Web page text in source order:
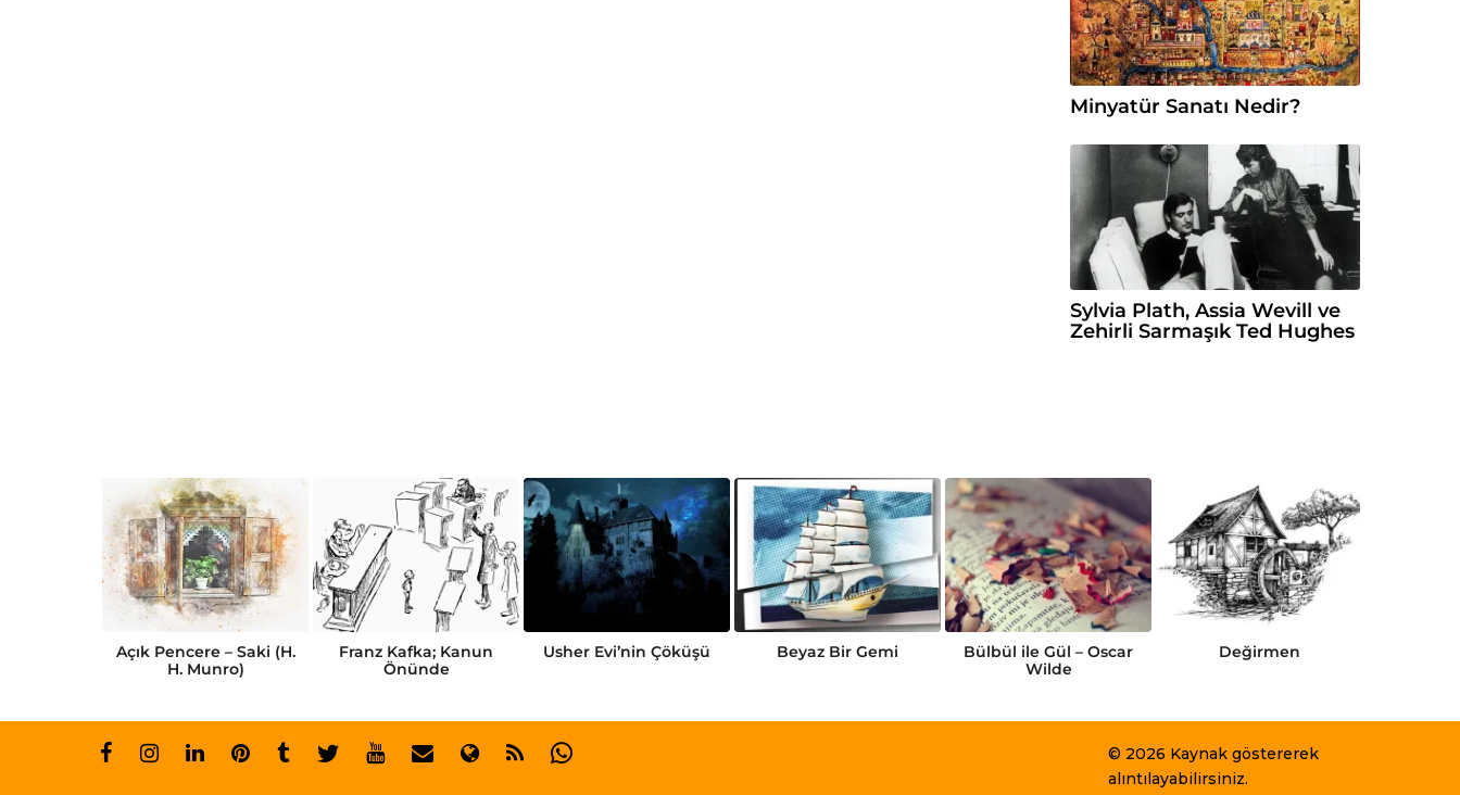
Minyatür Sanatı Nedir?
Sylvia Plath, Assia Wevill ve
Zehirli Sarmaşık Ted Hughes
Açık Pencere – Saki (H.
H. Munro)
Franz Kafka; Kanun
Önünde
Usher Evi’nin Çöküşü Beyaz Bir Gemi
Bülbül ile Gül – Oscar
Wilde
Değirmen
© 2026 Kaynak göstererek
alıntılayabilirsiniz.